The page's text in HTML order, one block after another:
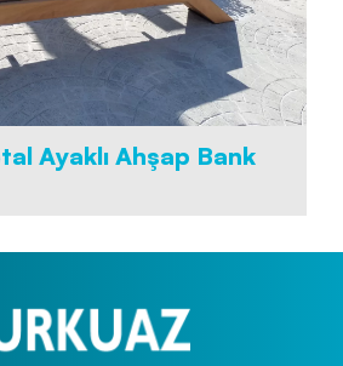
Ayaklı Ahşap Bank